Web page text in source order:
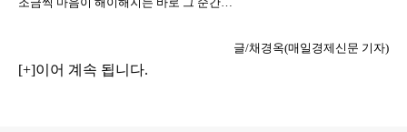
글/채경옥(매일경제신문 기자)
[+]이어 계속 됩니다.